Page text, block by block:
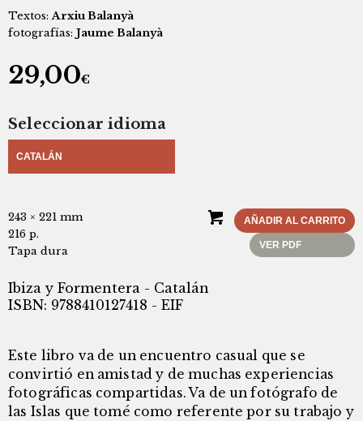
Textos:Arxiu Balanyà
fotografías: Jaume Balanyà
29,00€
Seleccionar idioma
CATALÁN
243 × 221 mm
216 p.
Tapa dura
AÑADIR AL CARRITO
VER PDF
Ibiza y Formentera - Catalán
ISBN: 9788410127418 - EIF
Este libro va de un encuentro casual que se
convirtió en amistad y de muchas experiencias
fotográficas compartidas. Va de un fotógrafo de
las Islas que tomé como referente por su trabajo y